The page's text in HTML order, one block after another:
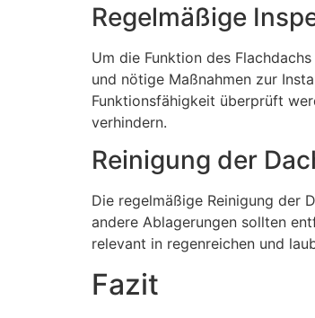
Regelmäßige
Um die Funktion des
und nötige Maßnahmen zur
Funktionsfähigkeit überprüft
verhindern.
Reinigung der
Die regelmäßige Reinigung der
andere Ablagerungen sollten
relevant in regenreichen und
Fazit